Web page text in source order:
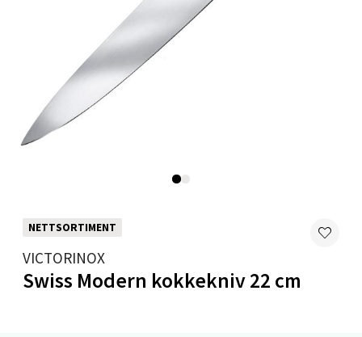
NETTSORTIMENT
VICTORINOX
Swiss Modern kokkekniv 22 cm
Mandal - Alti Mandal
Skarvøyveien 55, 4517 Mandal